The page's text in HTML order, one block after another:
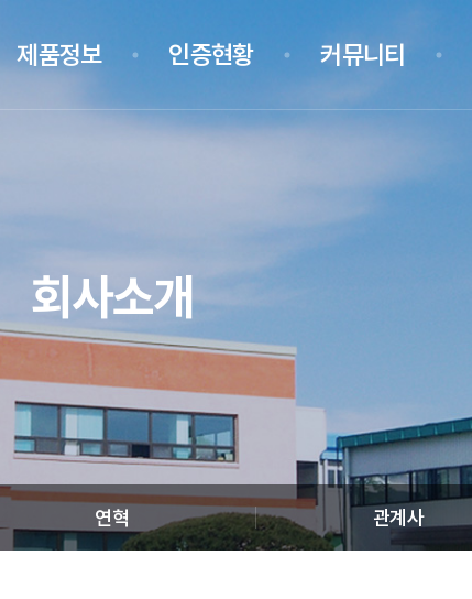
제품정보 인증현황 커뮤니티
회사소개
연혁 관계사